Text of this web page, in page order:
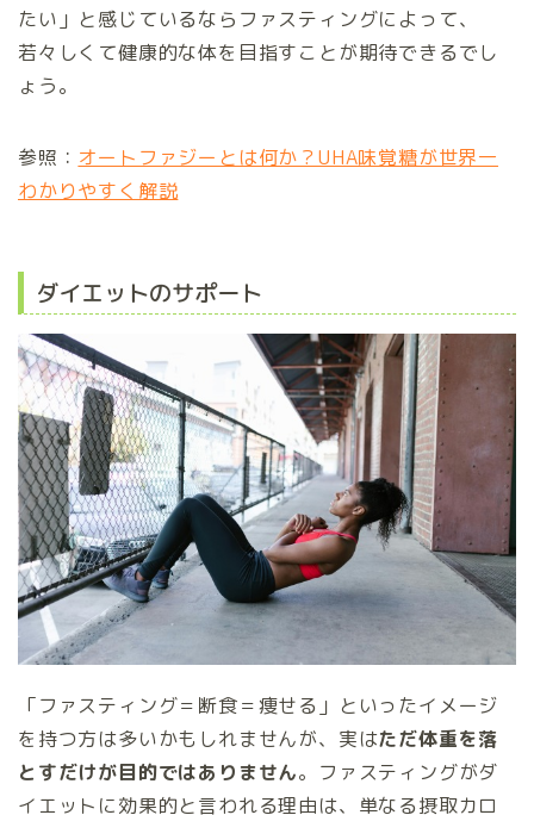
たい」と感じているならファスティングによって、
若々しくて健康的な体を目指すことが期待できるでし
ょう。
参照： オートファジーとは何か？UHA味覚糖が世界一
わかりやすく解説
ダイエットのサポート
「ファスティング＝断食＝痩せる」といったイメージ
を持つ方は多いかもしれませんが、実はただ体重を落
とすだけが目的ではありません。ファスティングがダ
イエットに効果的と言われる理由は、単なる摂取カロ